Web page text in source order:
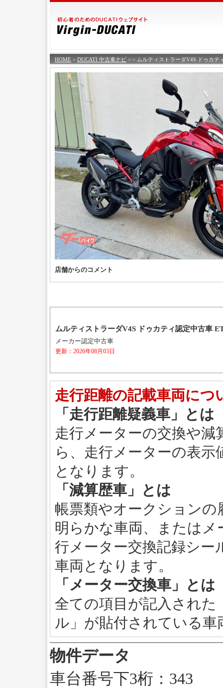
HOME > DUCATI 中古車ナビ > > ムルティストラーダV4S ドゥカテ
店舗からのコメント
ムルティストラーダV4S ドゥカティ認定中古車
メーカー認定中古車
更新：2026年08月03日
走行距離の記載車両につ
「走行距離疑義車」とは
走行メーターの交換や減
ら、走行メーターの表
となります。
「減算歴車」とは
帳票類やオークションの
明らかな車両、または
行メーター交換記録シー
車両となります。
「メーター交換車」とは
全ての項目が記入された
ル」が貼付されている
物件データ
車台番号下3桁：343